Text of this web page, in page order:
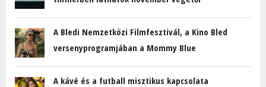
A Bledi Nemzetközi Filmfesztivál, a Kino Bled
versenyprogramjában a Mommy Blue
A kávé és a futball misztikus kapcsolata